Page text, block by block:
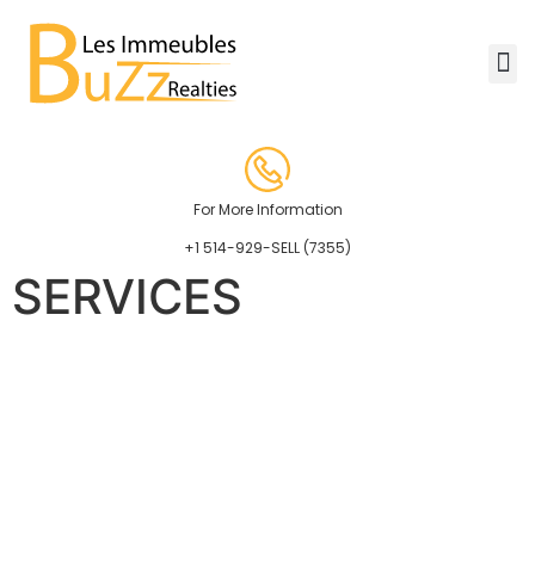
For More Information
+1 514-929-SELL (7355)
SERVICES